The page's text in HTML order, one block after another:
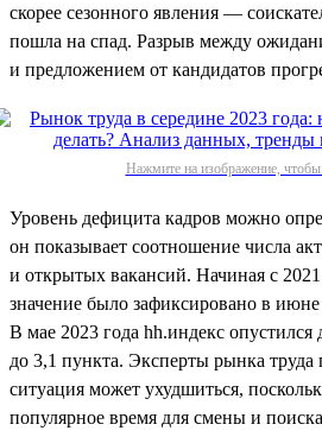
скорее сезонного явления —
пошла на спад. Разрыв между
и предложением от кандидатов
Нажмите на изображение, чтобы
Уровень дефицита кадров можно
он показывает соотношение числа
и открытых вакансий. Начиная с
значение было зафиксировано в
В мае 2023 года hh.индекс
до 3,1 пункта. Эксперты рынка труда
ситуация может ухудшиться,
популярное время для смены и